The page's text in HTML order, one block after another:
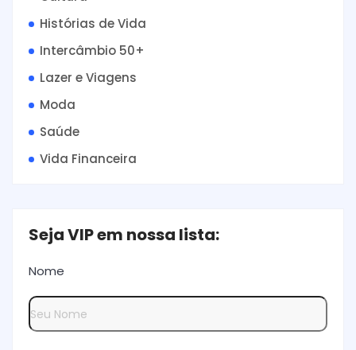
Histórias de Vida
Intercâmbio 50+
Lazer e Viagens
Moda
Saúde
Vida Financeira
Seja VIP em nossa lista:
Nome